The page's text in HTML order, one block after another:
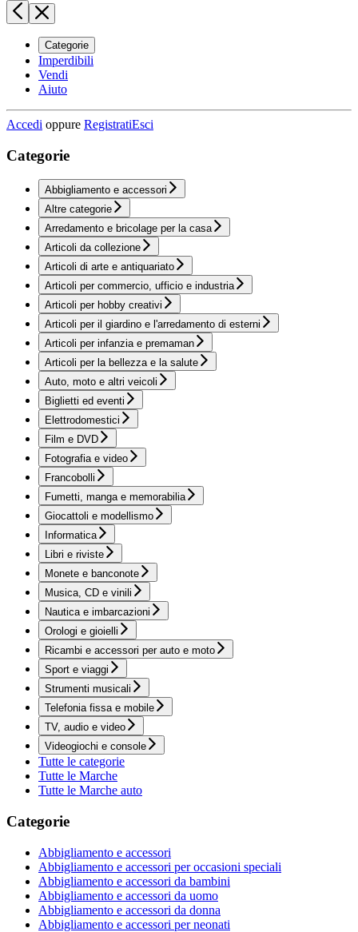
Categorie
Imperdibili
Vendi
Aiuto
Accedi oppure RegistratiEsci
Categorie
Abbigliamento e accessori
Altre categorie
Arredamento e bricolage per la casa
Articoli da collezione
Articoli di arte e antiquariato
Articoli per commercio, ufficio e industria
Articoli per hobby creativi
Articoli per il giardino e l'arredamento di esterni
Articoli per infanzia e premaman
Articoli per la bellezza e la salute
Auto, moto e altri veicoli
Biglietti ed eventi
Elettrodomestici
Film e DVD
Fotografia e video
Francobolli
Fumetti, manga e memorabilia
Giocattoli e modellismo
Informatica
Libri e riviste
Monete e banconote
Musica, CD e vinili
Nautica e imbarcazioni
Orologi e gioielli
Ricambi e accessori per auto e moto
Sport e viaggi
Strumenti musicali
Telefonia fissa e mobile
TV, audio e video
Videogiochi e console
Tutte le categorie
Tutte le Marche
Tutte le Marche auto
Categorie
Abbigliamento e accessori
Abbigliamento e accessori per occasioni speciali
Abbigliamento e accessori da bambini
Abbigliamento e accessori da uomo
Abbigliamento e accessori da donna
Abbigliamento e accessori per neonati